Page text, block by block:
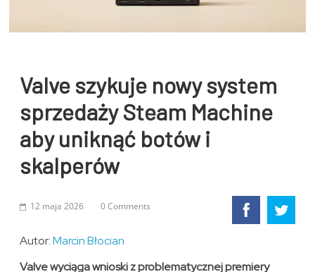
Valve szykuje nowy system
sprzedaży Steam Machine
aby uniknąć botów i
skalperów
12 maja 2026 0 Comments
Autor:Marcin Błocian
Valve wyciąga wnioski z problematycznej premiery